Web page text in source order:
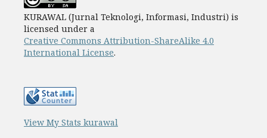
KURAWAL (Jurnal Teknologi, Informasi, Industri) is
licensed under a
Creative Commons Attribution-ShareAlike 4.0
International License.
View My Stats kurawal